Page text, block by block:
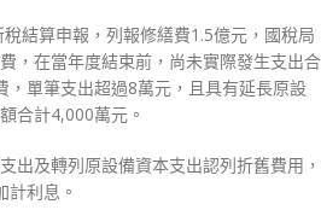
結算申報，列報修繕費1.5億元，國稅局
，在當年度結束前，尚未實際發生支出合
，單筆支出超過8萬元，且具有延長原設
合計4,000萬元。
出及轉列原設備資本支出認列折舊費用，
利息。